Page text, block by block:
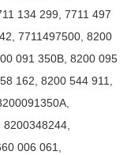
134 299, 7711 497
, 7711497500, 8200
091 350B, 8200 095
162, 8200 544 911,
,
8200348244,
006 061,